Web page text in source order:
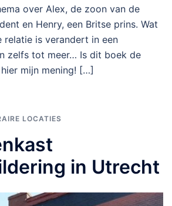
over Alex, de zoon van de
en Henry, een Britse prins. Wat
relatie is verandert in een
zelfs tot meer… Is dit boek de
mijn mening! […]
LOCATIES
in Utrecht